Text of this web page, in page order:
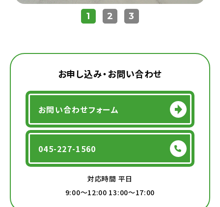
お申し込み・お問い合わせ
お問い合わせフォーム
045-227-1560
対応時間 平日
9:00〜12:00 13:00〜17:00